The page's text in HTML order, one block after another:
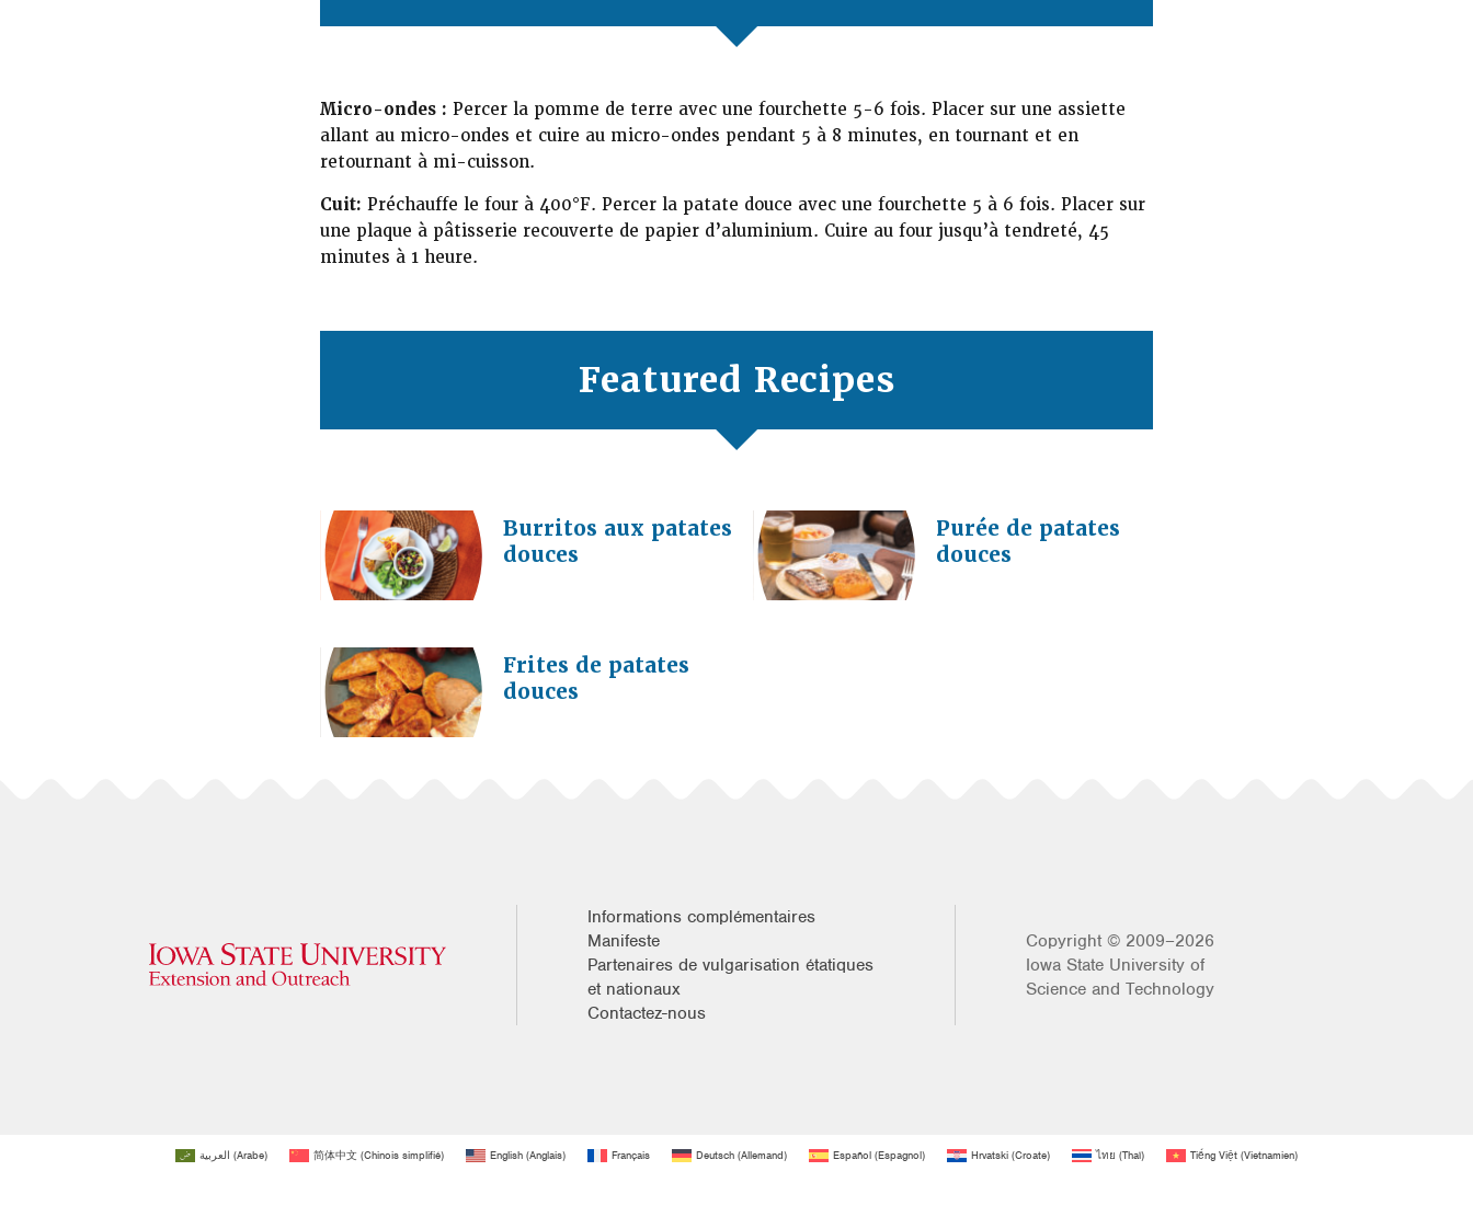
Micro-ondes : Percer la pomme de terre avec une fourchette 5-6 fois. Placer sur une assiette
allant au micro-ondes et cuire au micro-ondes pendant 5 à 8 minutes, en tournant et en
retournant à mi-cuisson.
Cuit: Préchauffe le four à 400°F. Percer la patate douce avec une fourchette 5 à 6 fois. Placer sur
une plaque à pâtisserie recouverte de papier d’aluminium. Cuire au four jusqu’à tendreté, 45
minutes à 1 heure.
Featured Recipes
Burritos aux patates
douces
Purée de patates
douces
Frites de patates
douces
Informations complémentaires
Manifeste
Partenaires de vulgarisation étatiques
et nationaux
Contactez-nous
Copyright © 2009–2026
Iowa State University of
Science and Technology
العربية (Arabe) 简体中文 (Chinois simplifié) English (Anglais) Français Deutsch (Allemand) Español (Espagnol) Hrvatski (Croate) ไทย (Thaï) Tiếng Việt (Vietnamien)